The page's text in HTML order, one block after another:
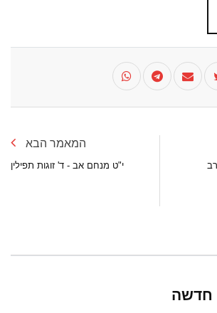
המאמר הבא
י"ט מנחם אב - ד' זוגות תפילין
חדשה